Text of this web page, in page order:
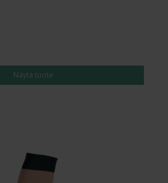
Näytä tuote